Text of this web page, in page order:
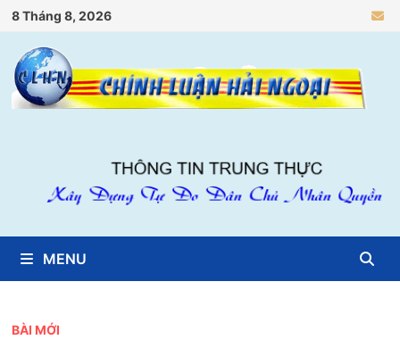
Skip
to
content
8 Tháng 8, 2026
MENU
BÀI MỚI